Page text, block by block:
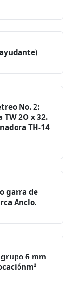
No. 2:
2O x 32.
TH-14
garra de
Anclo.
6 mm